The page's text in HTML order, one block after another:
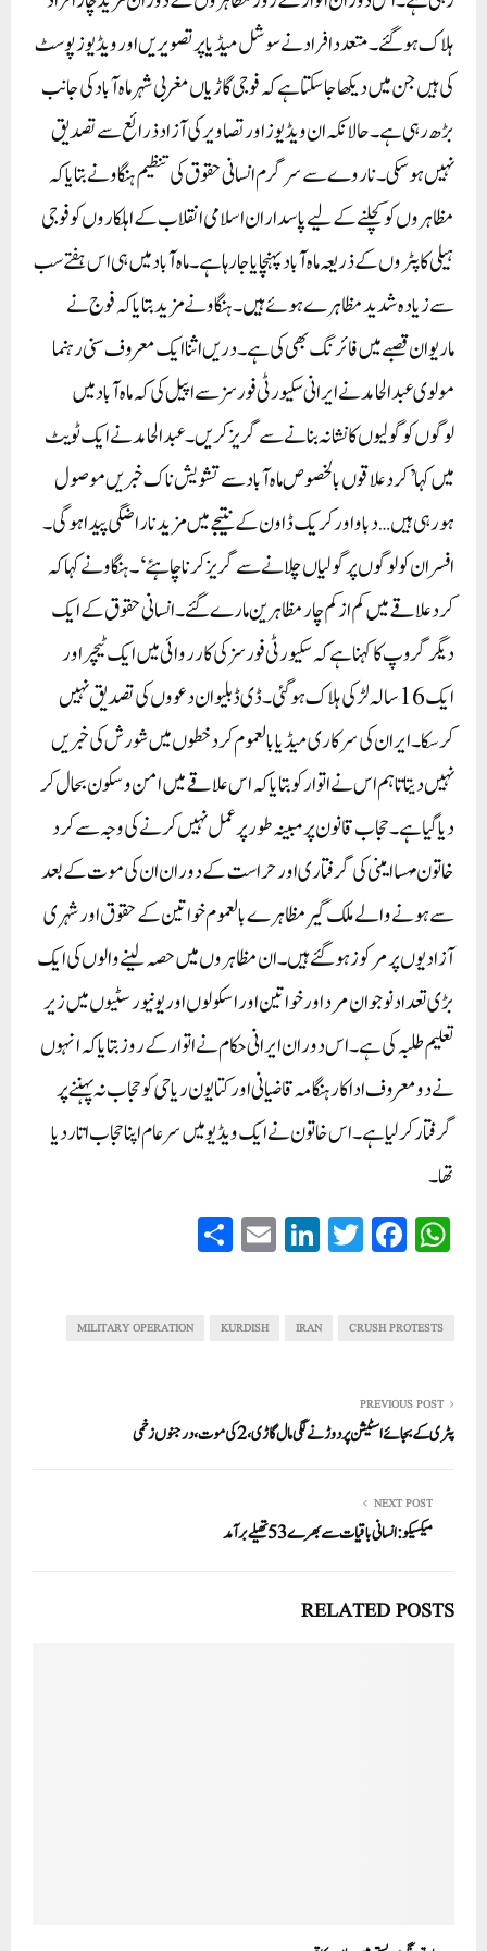
ہلاک ہو گئے۔متعدد افراد نے سوشل میڈیا پر تصویریں اور ویڈیوز پوسٹ
کی ہیں جن میں دیکھا جاسکتا ہے کہ فوجی گاڑیاں مغربی شہر ماہ آباد کی جانب
بڑھ رہی ہے۔ حالانکہ ان ویڈیوز اور تصاویر کی آزاد ذرائع سے تصدیق
نہیں ہو سکی۔ناروے سے سرگرم انسانی حقوق کی تنظیم ہنگاو نے بتایا کہ
مظاہروں کو کچلنے کے لیے پاسداران اسلامی انقلاب کے اہلکاروں کو فوجی
ہیلی کاپٹروں کے ذریعہ ماہ آباد پہنچایا جا رہا ہے۔ ماہ آباد میں ہی اس ہفتے سب
سے زیادہ شدید مظاہرے ہوئے ہیں۔ ہنگاو نے مزید بتایا کہ فوج نے
ماریوان قصبے میں فائرنگ بھی کی ہے۔دریں اثنا ایک معروف سنی رہنما
مولوی عبدالحامد نے ایرانی سکیورٹی فورسز سے اپیل کی کہ ماہ آباد میں
لوگوں کو گولیوں کا نشانہ بنانے سے گریز کریں۔ عبدالحامد نے ایک ٹویٹ
میں کہا’کرد علاقوں بالخصوص ماہ آباد سے تشویش ناک خبریں موصول
ہورہی ہیں… دباو اور کریک ڈاون کے نتیجے میں مزید ناراضگی پیدا ہوگی۔
افسران کو لوگوں پر گولیاں چلانے سے گریز کرنا چاہئے‘۔ہنگاو نے کہا کہ
کرد علاقے میں کم از کم چار مظاہرین مارے گئے۔ انسانی حقوق کے ایک
دیگر گروپ کا کہنا ہے کہ سکیورٹی فورسز کی کارروائی میں ایک ٹیچر اور
ایک 16سالہ لڑکی ہلاک ہوگئی۔ ڈی ڈبلیو ان دعووں کی تصدیق نہیں
کرسکا۔ ایران کی سرکاری میڈیا بالعموم کرد خطوں میں شورش کی خبریں
نہیں دیتا تاہم اس نے اتوار کو بتایا کہ اس علاقے میں امن و سکون بحال کر
دیا گیا ہے۔حجاب قانون پر مبینہ طور پر عمل نہیں کرنے کی وجہ سے کرد
خاتون مہسا امینی کی گرفتاری اور حراست کے دوران ان کی موت کے بعد
سے ہونے والے ملک گیر مظاہرے بالعموم خواتین کے حقوق اور شہری
آزادیوں پر مرکوز ہوگئے ہیں۔ان مظاہروں میں حصہ لینے والوں کی ایک
بڑی تعداد نوجوان مرد اور خواتین اور اسکولوں اور یونیورسٹیوں میں زیر
تعلیم طلبہ کی ہے۔ اس دوران ایرانی حکام نے اتوار کے روز بتایا کہ انہوں
نے دو معروف اداکار ہنگامہ قاضیانی اور کتایون ریاحی کو حجاب نہ پہننے پر
گرفتار کرلیا ہے۔ اس خاتون نے ایک ویڈیو میں سرعام اپنا حجاب اتار دیا
تھا۔
W
ha
A
Fa
ce
ok
T
wi
r
Li
nk
In
E
m
CRUSH PROTESTS
IRAN
KURDISH
MILITARY OPERATION
PREVIOUS POST
پٹری کے بجائے اسٹیشن پر دوڑنے لگی مال گاڑی، 2کی موت، درجنوں زخمی
NEXT POST
میکسیکو: انسانی باقیات سے بھرے 53 تھیلے برآمد
RELATED POSTS